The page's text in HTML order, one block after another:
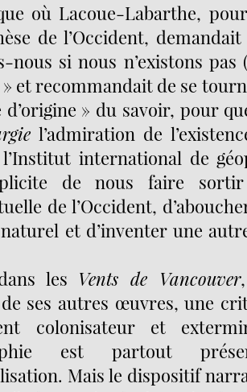
où Lacoue-Labarthe,
de l’Occident,
nous si nous n’existons pas
» et recommandait de se
» du savoir, pour
l’admiration de
international de
de nous faire sortir
de l’Occident,
et d’inventer une
les Vents de Vancouver
ses autres œuvres, une
colonisateur et
est partout
Mais le dispositif